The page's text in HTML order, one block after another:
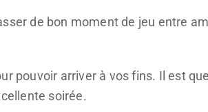
de bon moment de jeu entre
pouvoir arriver à vos fins. Il est
soirée.